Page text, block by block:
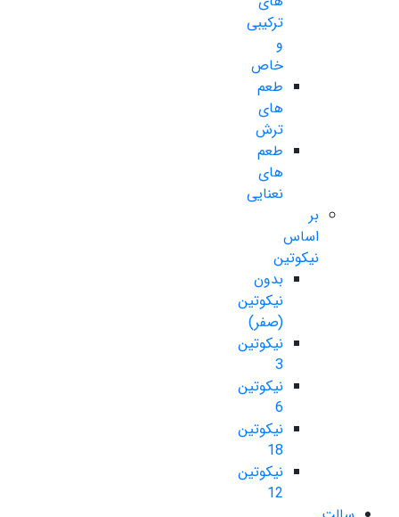
ترکیبی
و
خاص
طعم
های
ترش
طعم
های
نعنایی
بر
اساس
نیکوتین
بدون
نیکوتین
(صفر)
نیکوتین
3
نیکوتین
6
نیکوتین
18
نیکوتین
12